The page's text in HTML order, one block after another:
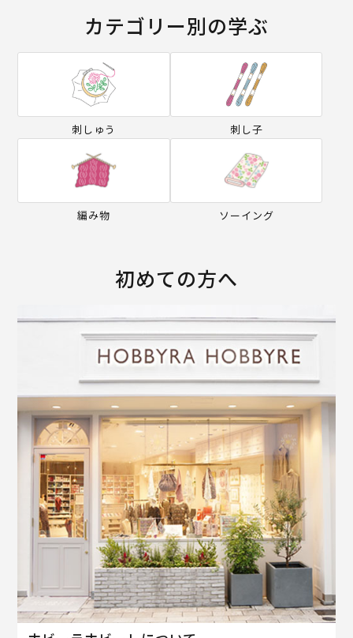
カテゴリー別の学ぶ
刺しゅう 刺し子
編み物 ソーイング
初めての方へ